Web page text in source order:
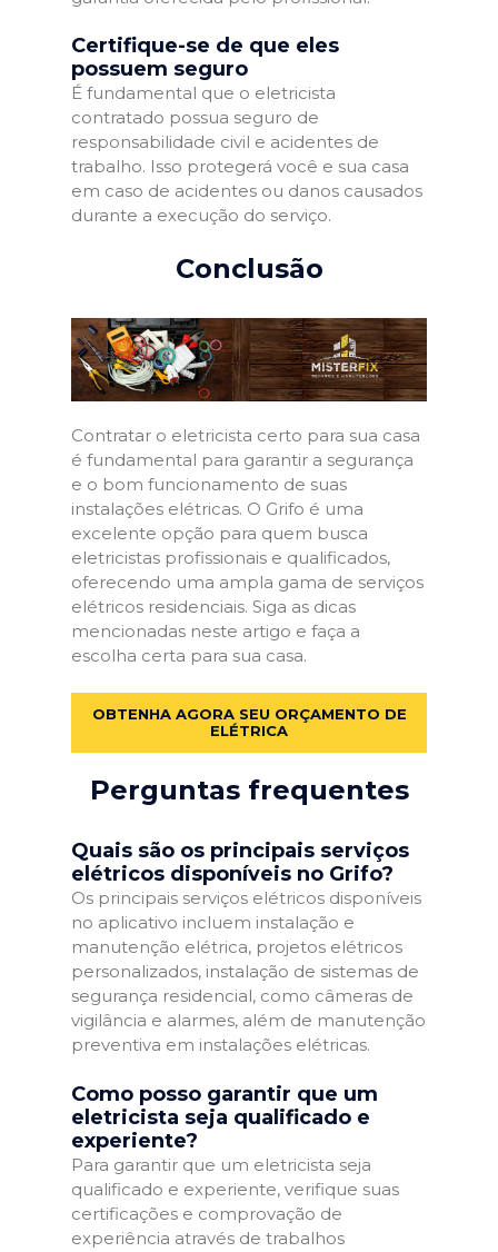
Certifique-se de que eles
possuem seguro
É fundamental que o eletricista
contratado possua seguro de
responsabilidade civil e acidentes de
trabalho. Isso protegerá você e sua casa
em caso de acidentes ou danos causados
durante a execução do serviço.
Conclusão
Contratar o eletricista certo para sua casa
é fundamental para garantir a segurança
e o bom funcionamento de suas
instalações elétricas. O Grifo é uma
excelente opção para quem busca
eletricistas profissionais e qualificados,
oferecendo uma ampla gama de serviços
elétricos residenciais. Siga as dicas
mencionadas neste artigo e faça a
escolha certa para sua casa.
OBTENHA AGORA SEU ORÇAMENTO DE
ELÉTRICA
Perguntas frequentes
Quais são os principais serviços
elétricos disponíveis no Grifo?
Os principais serviços elétricos disponíveis
no aplicativo incluem instalação e
manutenção elétrica, projetos elétricos
personalizados, instalação de sistemas de
segurança residencial, como câmeras de
vigilância e alarmes, além de manutenção
preventiva em instalações elétricas.
Como posso garantir que um
eletricista seja qualificado e
experiente?
Para garantir que um eletricista seja
qualificado e experiente, verifique suas
certificações e comprovação de
experiência através de trabalhos